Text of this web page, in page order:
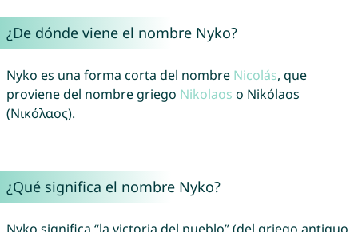
¿De dónde viene el nombre Nyko?
Nyko es una forma corta del nombre Nicolás, que
proviene del nombre griego Nikolaos o Nikólaos
(Νικόλαος).
¿Qué significa el nombre Nyko?